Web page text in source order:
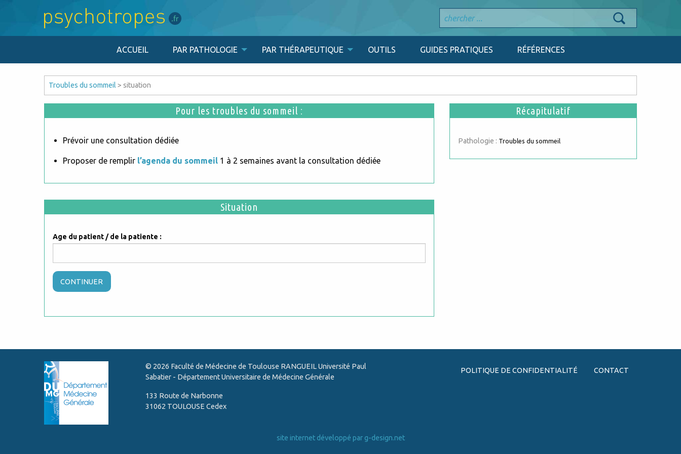
ACCUEIL PAR PATHOLOGIE PAR THÉRAPEUTIQUE OUTILS GUIDES PRATIQUES RÉFÉRENCES
Troubles du sommeil> situation
Pour les troubles du sommeil :
Prévoir une consultation dédiée
Proposer de remplir l’agenda du sommeil 1 à 2 semaines avant la consultation dédiée
Situation
Age du patient / de la patiente :
Récapitulatif
Pathologie : Troubles du sommeil
© 2026 Faculté de Médecine de Toulouse RANGUEIL Université Paul
Sabatier - Département Universitaire de Médecine Générale
133 Route de Narbonne
31062 TOULOUSE Cedex
POLITIQUE DE CONFIDENTIALITÉ CONTACT
site internet développé par g-design.net